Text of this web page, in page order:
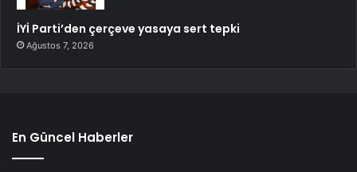
İYİ Parti’den çerçeve yasaya sert tepki
Ağustos 7, 2026
En Güncel Haberler